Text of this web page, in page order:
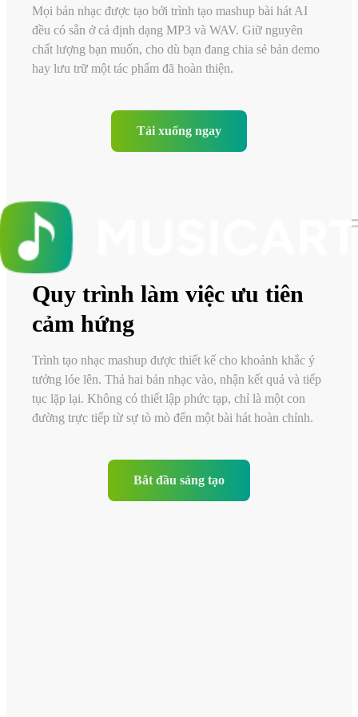
Mọi bản nhạc được tạo bởi trình tạo mashup bài hát AI
đều có sẵn ở cả định dạng MP3 và WAV. Giữ nguyên
chất lượng bạn muốn, cho dù bạn đang chia sẻ bản demo
hay lưu trữ một tác phẩm đã hoàn thiện.
Tải xuống ngay
Quy trình làm việc ưu tiên
cảm hứng
Trình tạo nhạc mashup được thiết kế cho khoảnh khắc ý
tưởng lóe lên. Thả hai bản nhạc vào, nhận kết quả và tiếp
tục lặp lại. Không có thiết lập phức tạp, chỉ là một con
đường trực tiếp từ sự tò mò đến một bài hát hoàn chỉnh.
Bắt đầu sáng tạo